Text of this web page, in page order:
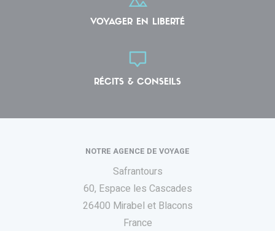
VOYAGER EN LIBERTÉ
RÉCITS & CONSEILS
NOTRE AGENCE DE VOYAGE
Safrantours
60, Espace les Cascades
26400 Mirabel et Blacons
France